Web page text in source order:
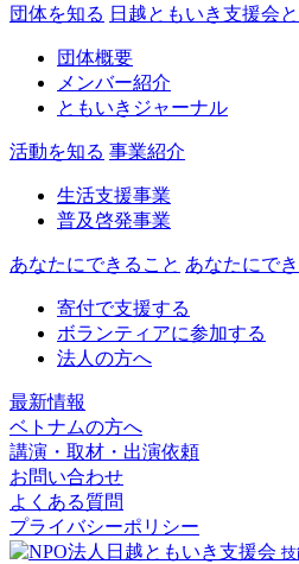
団体を知る 日越ともいき支援会
団体概要
メンバー紹介
ともいきジャーナル
活動を知る 事業紹介
生活支援事業
普及啓発事業
あなたにできること あなたにで
寄付で支援する
ボランティアに参加する
法人の方へ
最新情報
ベトナムの方へ
講演・取材・出演依頼
お問い合わせ
よくある質問
プライバシーポリシー